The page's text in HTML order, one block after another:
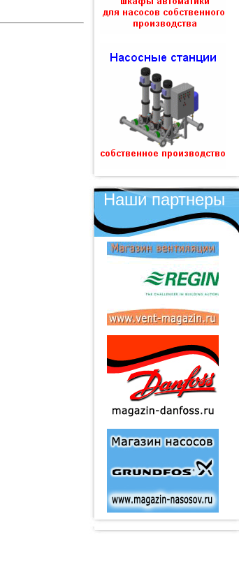
Наши партнеры